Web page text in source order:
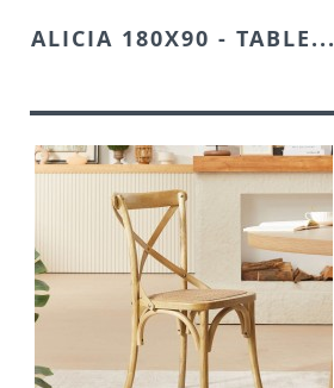
ALICIA 180X90 - TABLE...